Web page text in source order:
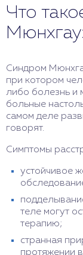
Что
Синдром
при котором
либо болезнь и
больные
самом деле
говорят.
Симптомы
устойчивое
теле могут
терапию;
странная
протяжении